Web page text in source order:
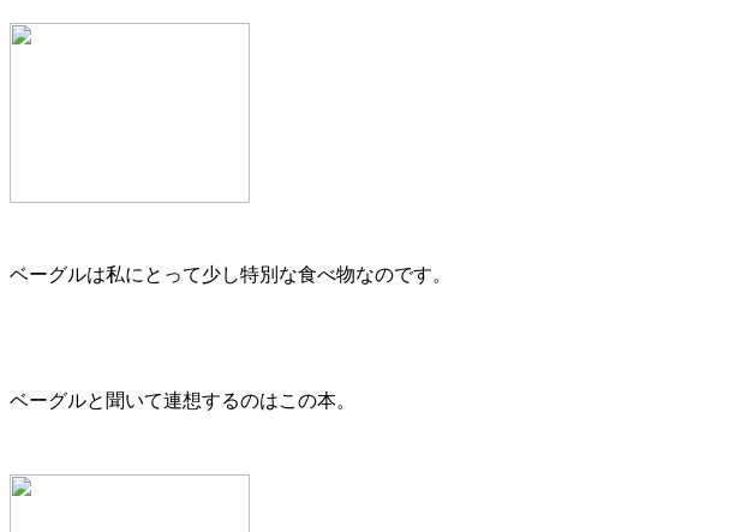
ベーグルは私にとって少し特別な食べ物なのです。
ベーグルと聞いて連想するのはこの本。